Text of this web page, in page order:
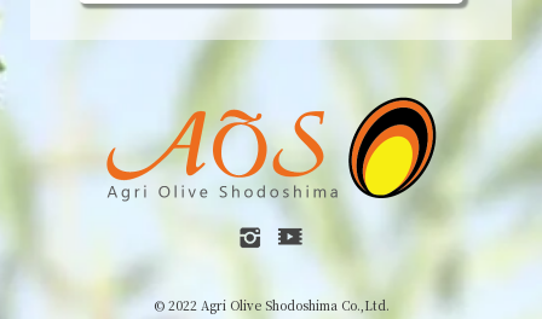
© 2022 Agri Olive Shodoshima Co.,Ltd.